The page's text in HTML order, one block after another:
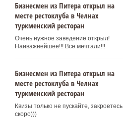
Бизнесмен из Питера открыл на
месте рестоклуба в Челнах
туркменский ресторан
Очень нужное заведение открыл!
Наиважнейшее!!! Все мечтали!!!
Бизнесмен из Питера открыл на
месте рестоклуба в Челнах
туркменский ресторан
Квизы только не пускайте, закроетесь
скоро)))